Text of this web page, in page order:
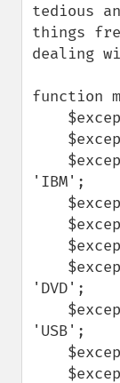
tedious
things
dealing
function
'IBM';
'DVD';
'USB';